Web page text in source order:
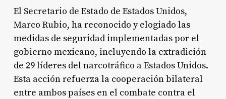
El Secretario de Estado de Estados Unidos,
Marco Rubio, ha reconocido y elogiado las
medidas de seguridad implementadas por el
gobierno mexicano, incluyendo la extradición
de 29 líderes del narcotráfico a Estados Unidos.
Esta acción refuerza la cooperación bilateral
entre ambos países en el combate contra el